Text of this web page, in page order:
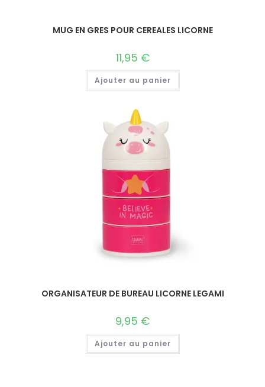
MUG EN GRES POUR CEREALES LICORNE
11,95 €
Ajouter au panier
ORGANISATEUR DE BUREAU LICORNE LEGAMI
9,95 €
Ajouter au panier